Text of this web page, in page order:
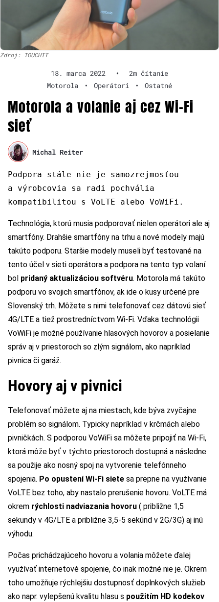
Zdroj: TOUCHIT
18. marca 2022 •
2m čítanie
Motorola
• Operátori • Ostatné
Motorola a volanie aj cez Wi-Fi
sieť
Michal Reiter
Podpora stále nie je samozrejmosťou
a výrobcovia sa radi pochvália
kompatibilitou s VoLTE alebo VoWiFi.
Technológia, ktorú musia podporovať nielen operátori ale aj
smartfóny. Drahšie smartfóny na trhu a nové modely majú
takúto podporu. Staršie modely museli byť testované na
tento účel v sieti operátora a podpora na tento typ volaní
bol pridaný aktualizáciou softvéru. Motorola má takúto
podporu vo svojich smartfónov, ak ide o kusy určené pre
Slovenský trh. Môžete s nimi telefonovať cez dátovú sieť
4G/LTE a tiež prostredníctvom Wi-Fi. Vďaka technológii
VoWiFi je možné používanie hlasových hovorov a posielanie
správ aj v priestoroch so zlým signálom, ako napríklad
pivnica či garáž.
Hovory aj v pivnici
Telefonovať môžete aj na miestach, kde býva zvyčajne
problém so signálom. Typicky napríklad v krčmách alebo
pivničkách. S podporou VoWiFi sa môžete pripojiť na Wi-Fi,
ktorá môže byť v týchto priestoroch dostupná a následne
sa použije ako nosný spoj na vytvorenie telefónneho
spojenia. Po opustení Wi-Fi siete sa prepne na využívanie
VoLTE bez toho, aby nastalo prerušenie hovoru. VoLTE má
okrem rýchlosti nadviazania hovoru ( približne 1,5
sekundy v 4G/LTE a približne 3,5-5 sekúnd v 2G/3G) aj inú
výhodu.
Počas prichádzajúceho hovoru a volania môžete ďalej
využívať internetové spojenie, čo inak možné nie je. Okrem
toho umožňuje rýchlejšiu dostupnosť doplnkových služieb
ako napr. vylepšenú kvalitu hlasu s použitím HD kodekov